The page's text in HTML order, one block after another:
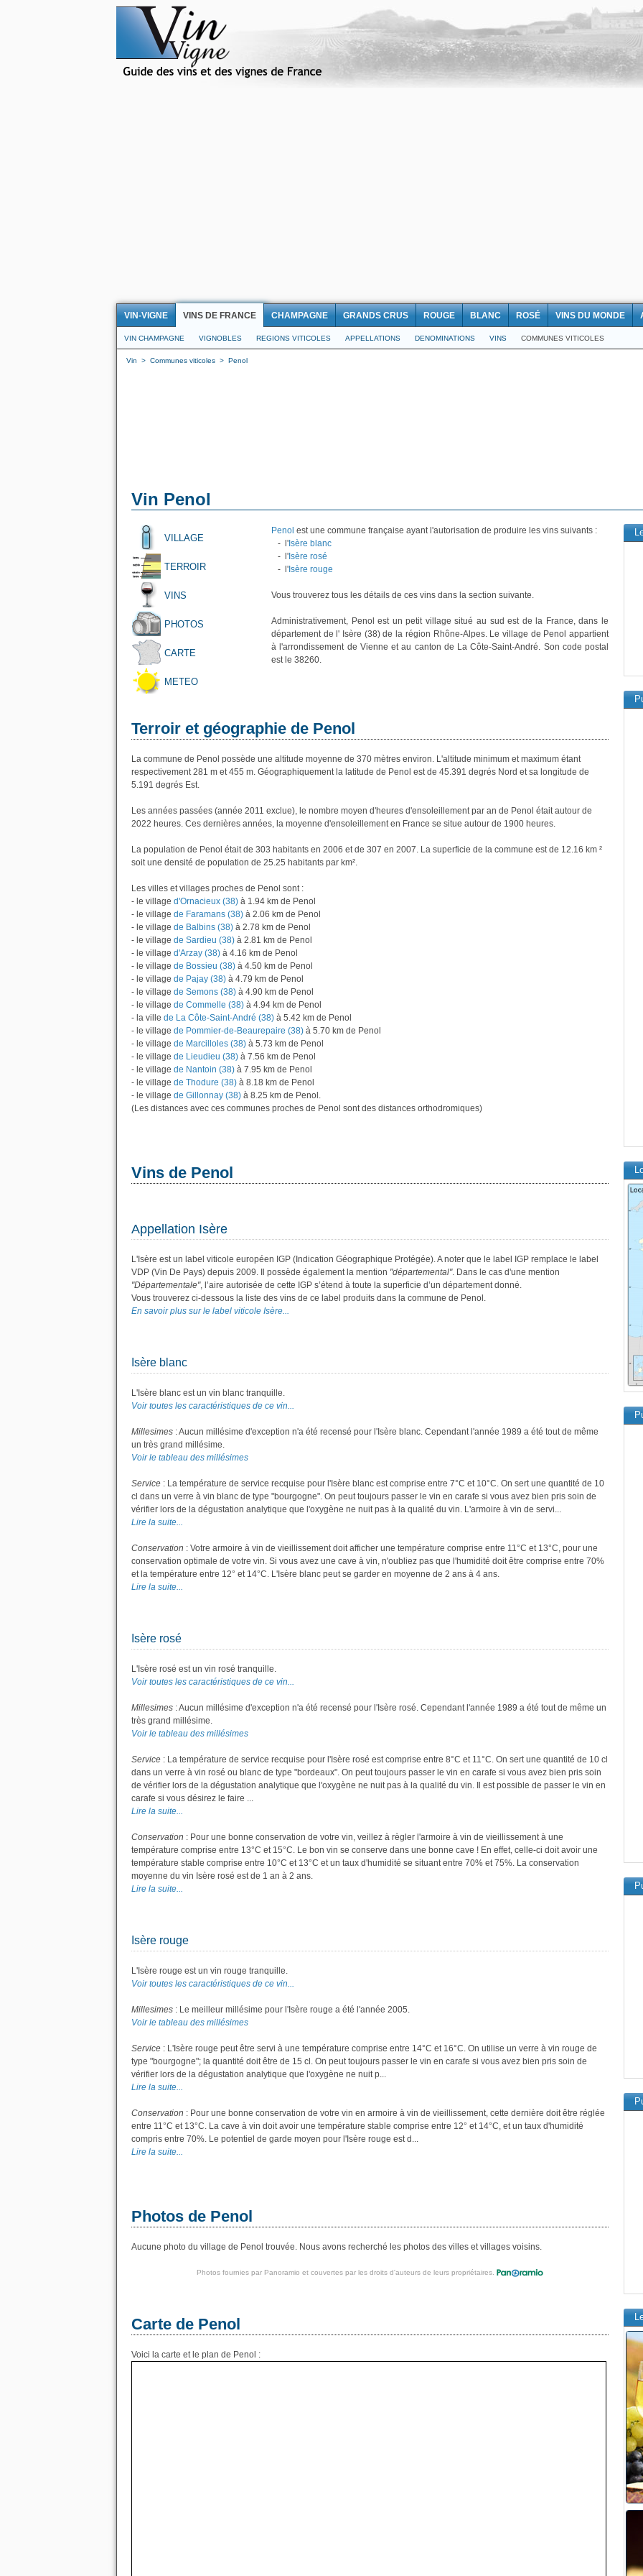
VIN-VIGNE VINS DE FRANCE CHAMPAGNE GRANDS CRUS ROUGE BLANC ROSÉ VINS DU MONDE
VIN CHAMPAGNE VIGNOBLES REGIONS VITICOLES APPELLATIONS DENOMINATIONS VINS COMMUNES VITICOLES
Vin > Communes viticoles > Penol
Vin Penol
VILLAGE
TERROIR
VINS
PHOTOS
CARTE
METEO
Penol est une commune française ayant l'autorisation de produire les vins suivants :
- l' Isère blanc
- l' Isère rosé
- l' Isère rouge
Vous trouverez tous les détails de ces vins dans la section suivante.
Administrativement, Penol est un petit village situé au sud est de la France, dans le
département de l' Isère (38) de la région Rhône-Alpes. Le village de Penol appartient
à l'arrondissement de Vienne et au canton de La Côte-Saint-André. Son code postal
est le 38260.
Terroir et géographie de Penol
La commune de Penol possède une altitude moyenne de 370 mètres environ. L'altitude minimum et maximum étant
respectivement 281 m et 455 m. Géographiquement la latitude de Penol est de 45.391 degrés Nord et sa longitude de
5.191 degrés Est.
Les années passées (année 2011 exclue), le nombre moyen d'heures d'ensoleillement par an de Penol était autour de
2022 heures. Ces dernières années, la moyenne d'ensoleillement en France se situe autour de 1900 heures.
La population de Penol était de 303 habitants en 2006 et de 307 en 2007. La superficie de la commune est de 12.16 km ²
soit une densité de population de 25.25 habitants par km².
Les villes et villages proches de Penol sont :
- le village d'Ornacieux (38) à 1.94 km de Penol
- le village de Faramans (38) à 2.06 km de Penol
- le village de Balbins (38) à 2.78 km de Penol
- le village de Sardieu (38) à 2.81 km de Penol
- le village d'Arzay (38) à 4.16 km de Penol
- le village de Bossieu (38) à 4.50 km de Penol
- le village de Pajay (38) à 4.79 km de Penol
- le village de Semons (38) à 4.90 km de Penol
- le village de Commelle (38) à 4.94 km de Penol
- la ville de La Côte-Saint-André (38) à 5.42 km de Penol
- le village de Pommier-de-Beaurepaire (38) à 5.70 km de Penol
- le village de Marcilloles (38) à 5.73 km de Penol
- le village de Lieudieu (38) à 7.56 km de Penol
- le village de Nantoin (38) à 7.95 km de Penol
- le village de Thodure (38) à 8.18 km de Penol
- le village de Gillonnay (38) à 8.25 km de Penol.
(Les distances avec ces communes proches de Penol sont des distances orthodromiques)
Vins de Penol
Appellation Isère
L'Isère est un label viticole européen IGP (Indication Géographique Protégée). A noter que le label IGP remplace le label
VDP (Vin De Pays) depuis 2009. Il possède également la mention "départemental". Dans le cas d'une mention
"Départementale", l’aire autorisée de cette IGP s’étend à toute la superficie d’un département donné.
Vous trouverez ci-dessous la liste des vins de ce label produits dans la commune de Penol.
En savoir plus sur le label viticole Isère...
Isère blanc
L'Isère blanc est un vin blanc tranquille.
Voir toutes les caractéristiques de ce vin...
Millesimes : Aucun millésime d'exception n'a été recensé pour l'Isère blanc. Cependant l'année 1989 a été tout de même
un très grand millésime.
Voir le tableau des millésimes
Service : La température de service recquise pour l'Isère blanc est comprise entre 7°C et 10°C. On sert une quantité de 10
cl dans un verre à vin blanc de type "bourgogne". On peut toujours passer le vin en carafe si vous avez bien pris soin de
vérifier lors de la dégustation analytique que l'oxygène ne nuit pas à la qualité du vin. L'armoire à vin de servi...
Lire la suite...
Conservation : Votre armoire à vin de vieillissement doit afficher une température comprise entre 11°C et 13°C, pour une
conservation optimale de votre vin. Si vous avez une cave à vin, n'oubliez pas que l'humidité doit être comprise entre 70%
et la température entre 12° et 14°C. L'Isère blanc peut se garder en moyenne de 2 ans à 4 ans.
Lire la suite...
Isère rosé
L'Isère rosé est un vin rosé tranquille.
Voir toutes les caractéristiques de ce vin...
Millesimes : Aucun millésime d'exception n'a été recensé pour l'Isère rosé. Cependant l'année 1989 a été tout de même un
très grand millésime.
Voir le tableau des millésimes
Service : La température de service recquise pour l'Isère rosé est comprise entre 8°C et 11°C. On sert une quantité de 10 cl
dans un verre à vin rosé ou blanc de type "bordeaux". On peut toujours passer le vin en carafe si vous avez bien pris soin
de vérifier lors de la dégustation analytique que l'oxygène ne nuit pas à la qualité du vin. Il est possible de passer le vin en
carafe si vous désirez le faire ...
Lire la suite...
Conservation : Pour une bonne conservation de votre vin, veillez à règler l'armoire à vin de vieillissement à une
température comprise entre 13°C et 15°C. Le bon vin se conserve dans une bonne cave ! En effet, celle-ci doit avoir une
température stable comprise entre 10°C et 13°C et un taux d'humidité se situant entre 70% et 75%. La conservation
moyenne du vin Isère rosé est de 1 an à 2 ans.
Lire la suite...
Isère rouge
L'Isère rouge est un vin rouge tranquille.
Voir toutes les caractéristiques de ce vin...
Millesimes : Le meilleur millésime pour l'Isère rouge a été l'année 2005.
Voir le tableau des millésimes
Service : L'Isère rouge peut être servi à une température comprise entre 14°C et 16°C. On utilise un verre à vin rouge de
type "bourgogne"; la quantité doit être de 15 cl. On peut toujours passer le vin en carafe si vous avez bien pris soin de
vérifier lors de la dégustation analytique que l'oxygène ne nuit p...
Lire la suite...
Conservation : Pour une bonne conservation de votre vin en armoire à vin de vieillissement, cette dernière doit être réglée
entre 11°C et 13°C. La cave à vin doit avoir une température stable comprise entre 12° et 14°C, et un taux d'humidité
compris entre 70%. Le potentiel de garde moyen pour l'Isère rouge est d...
Lire la suite...
Photos de Penol
Aucune photo du village de Penol trouvée. Nous avons recherché les photos des villes et villages voisins.
Photos fournies par Panoramio et couvertes par les droits d'auteurs de leurs propriétaires.
Carte de Penol
Voici la carte et le plan de Penol :